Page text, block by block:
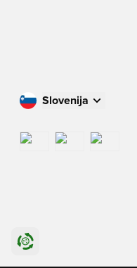
Slovenija
International